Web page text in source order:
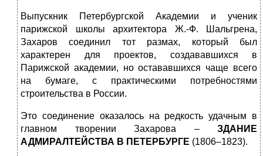
Выпускник Петербургской Академии и ученик
парижской школы архитектора Ж.-Ф. Шальгрена,
Захаров соединил тот размах, который был
характерен для проектов, создававшихся в
Парижской академии, но остававшихся чаще всего
на бумаге, с практическими потребностями
строительства в России.
Это соединение оказалось на редкость удачным в
главном творении Захарова – ЗДАНИЕ
АДМИРАЛТЕЙСТВА В ПЕТЕРБУРГЕ (1806–1823).